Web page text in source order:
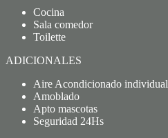
Cocina
Sala comedor
Toilette
ADICIONALES
Aire Acondicionado individual
Amoblado
Apto mascotas
Seguridad 24Hs